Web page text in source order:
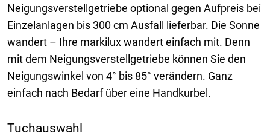
Neigungsverstellgetriebe optional gegen Aufpreis bei
Einzelanlagen bis 300 cm Ausfall lieferbar. Die Sonne
wandert – Ihre markilux wandert einfach mit. Denn
mit dem Neigungsverstellgetriebe können Sie den
Neigungswinkel von 4° bis 85° verändern. Ganz
einfach nach Bedarf über eine Handkurbel.
Tuchauswahl